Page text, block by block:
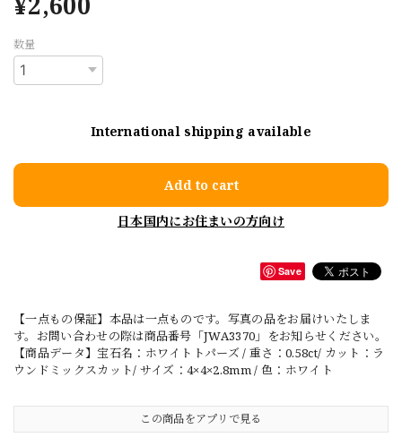
数量
International shipping available
Add to cart
日本国内にお住まいの方向け
Save
【一点もの保証】本品は一点ものです。写真の品をお届けいたしま
す。お問い合わせの際は商品番号「JWA3370」をお知らせください。
【商品データ】宝石名：ホワイトトパーズ / 重さ：0.58ct/ カット：ラ
ウンドミックスカット/ サイズ：4×4×2.8mm / 色：ホワイト
この商品をアプリで見る